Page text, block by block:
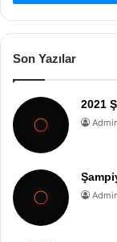
Son Yazılar
2021